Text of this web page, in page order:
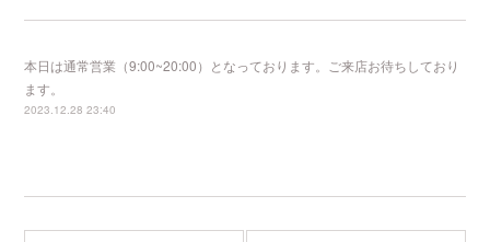
本日は通常営業（9:00~20:00）となっております。ご来店お待ちしており
ます。
2023.12.28 23:40